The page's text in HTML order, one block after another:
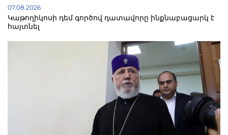
07.08.2026
Կաթողիկոսի դեմ գործով դատավորը ինքնաբացարկ է
հայտնել